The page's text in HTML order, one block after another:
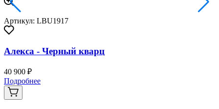
Артикул: LBU1917
Алекса - Черный кварц
40 900 ₽
Подробнее